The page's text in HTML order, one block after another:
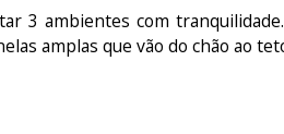
3 ambientes com
amplas que vão do chão ao